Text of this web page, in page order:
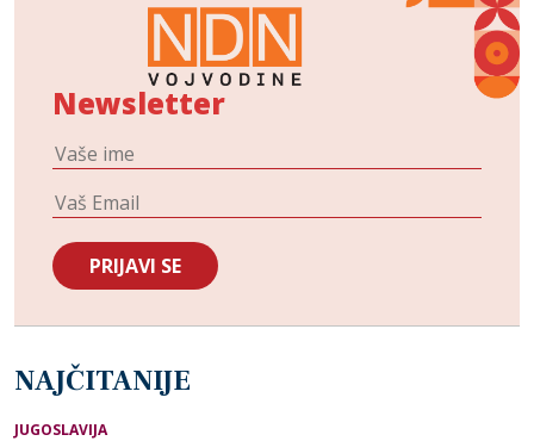
Newsletter
NAJČITANIJE
JUGOSLAVIJA